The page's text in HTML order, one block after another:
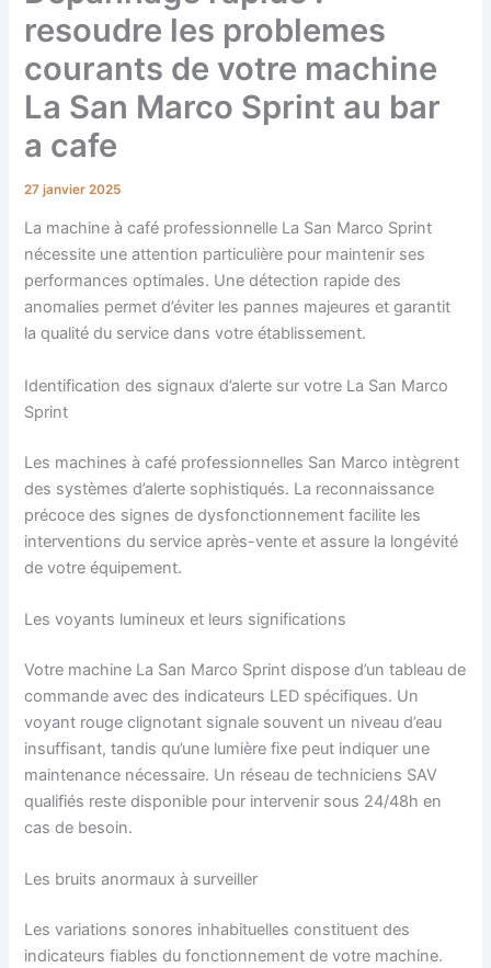
resoudre les problemes
courants de votre machine
La San Marco Sprint au bar
a cafe
27 janvier 2025
La machine à café professionnelle La San Marco Sprint
nécessite une attention particulière pour maintenir ses
performances optimales. Une détection rapide des
anomalies permet d’éviter les pannes majeures et garantit
la qualité du service dans votre établissement.
Identification des signaux d’alerte sur votre La San Marco
Sprint
Les machines à café professionnelles San Marco intègrent
des systèmes d’alerte sophistiqués. La reconnaissance
précoce des signes de dysfonctionnement facilite les
interventions du service après-vente et assure la longévité
de votre équipement.
Les voyants lumineux et leurs significations
Votre machine La San Marco Sprint dispose d’un tableau de
commande avec des indicateurs LED spécifiques. Un
voyant rouge clignotant signale souvent un niveau d’eau
insuffisant, tandis qu’une lumière fixe peut indiquer une
maintenance nécessaire. Un réseau de techniciens SAV
qualifiés reste disponible pour intervenir sous 24/48h en
cas de besoin.
Les bruits anormaux à surveiller
Les variations sonores inhabituelles constituent des
indicateurs fiables du fonctionnement de votre machine.